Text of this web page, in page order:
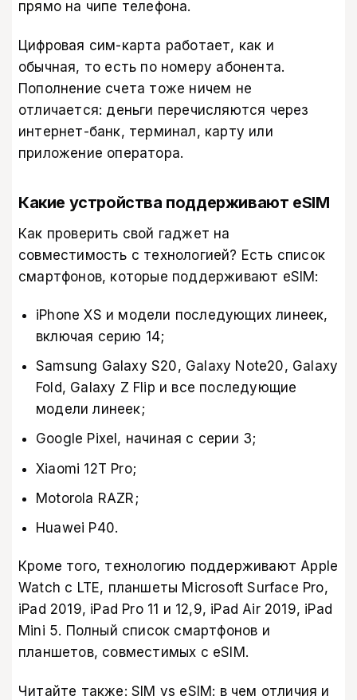
прямо на чипе телефона.
Цифровая сим-карта работает, как и
обычная, то есть по номеру абонента.
Пополнение счета тоже ничем не
отличается: деньги перечисляются через
интернет-банк, терминал, карту или
приложение оператора.
Какие устройства поддерживают eSIM
Как проверить свой гаджет на
совместимость с технологией? Есть список
смартфонов, которые поддерживают eSIM:
iPhone XS и модели последующих линеек,
включая серию 14;
Samsung Galaxy S20, Galaxy Note20, Galaxy
Fold, Galaxy Z Flip и все последующие
модели линеек;
Google Pixel, начиная с серии 3;
Xiaomi 12T Pro;
Motorola RAZR;
Huawei P40.
Кроме того, технологию поддерживают Apple
Watch с LTE, планшеты Microsoft Surface Pro,
iPad 2019, iPad Pro 11 и 12,9, iPad Air 2019, iPad
Mini 5. Полный список смартфонов и
планшетов, совместимых с eSIM .
Читайте также: SIM vs eSIM: в чем отличия и